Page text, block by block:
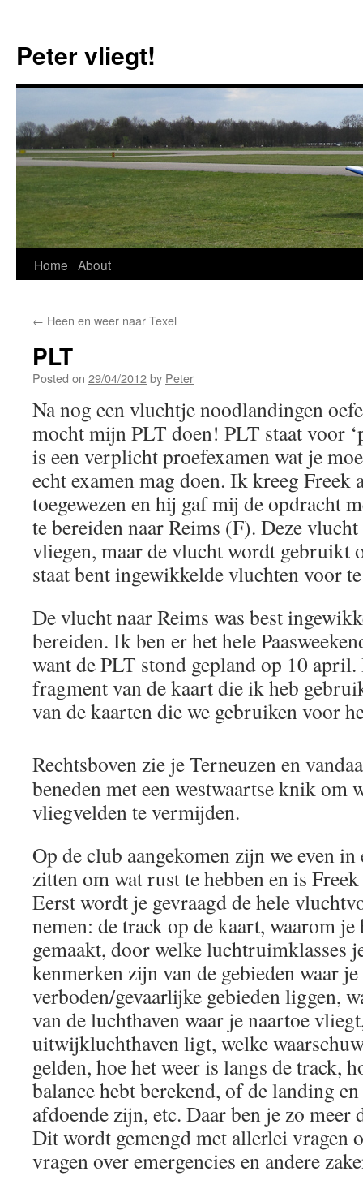
content
Peter vliegt!
Home About
← Heen en weer naar Texel
PLT
Posted on 29/04/2012by Peter
Na nog een vluchtje noodlandingen
mocht mijn PLT doen! PLT staat voor
is een verplicht proefexamen wat je
echt examen mag doen. Ik kreeg Freek
toegewezen en hij gaf mij de opdracht
te bereiden naar Reims (F). Deze
vliegen, maar de vlucht wordt gebruikt
staat bent ingewikkelde vluchten voor
De vlucht naar Reims was best
bereiden. Ik ben er het hele
want de PLT stond gepland op 10
fragment van de kaart die ik heb
van de kaarten die we gebruiken voor
Rechtsboven zie je Terneuzen en
beneden met een westwaartse knik om
vliegvelden te vermijden.
Op de club aangekomen zijn we even in
zitten om wat rust te hebben en is
Eerst wordt je gevraagd de hele
nemen: de track op de kaart, waarom je
gemaakt, door welke luchtruimklasses
kenmerken zijn van de gebieden waar
verboden/gevaarlijke gebieden liggen,
van de luchthaven waar je naartoe
uitwijkluchthaven ligt, welke
gelden, hoe het weer is langs de track,
balance hebt berekend, of de landing
afdoende zijn, etc. Daar ben je zo meer
Dit wordt gemengd met allerlei vragen
vragen over emergencies en andere